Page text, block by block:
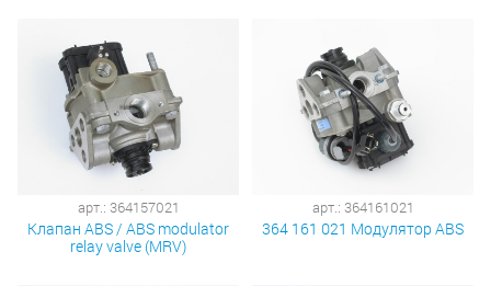
арт.: 364157021
Клапан ABS / ABS modulator
relay valve (MRV)
арт.: 364161021
364 161 021 Модулятор ABS